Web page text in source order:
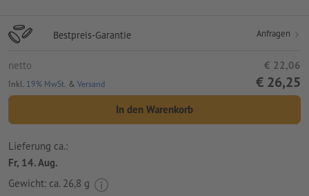
Bestpreis-Garantie Anfragen
netto € 22,06
Inkl. 19% MwSt. & Versand € 26,25
In den Warenkorb
Lieferung ca.:
Fr, 14. Aug.
Gewicht: ca. 26,8 g